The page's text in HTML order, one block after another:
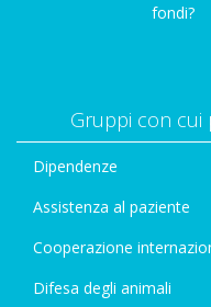
fondi?
Gruppi con cui
Dipendenze
Assistenza al paziente
Cooperazione
Difesa degli animali